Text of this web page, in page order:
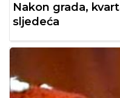
Nakon grada,
sljedeća